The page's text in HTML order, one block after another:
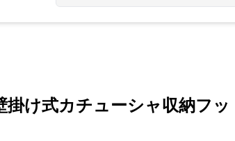
掛け式カチューシャ収納フッ